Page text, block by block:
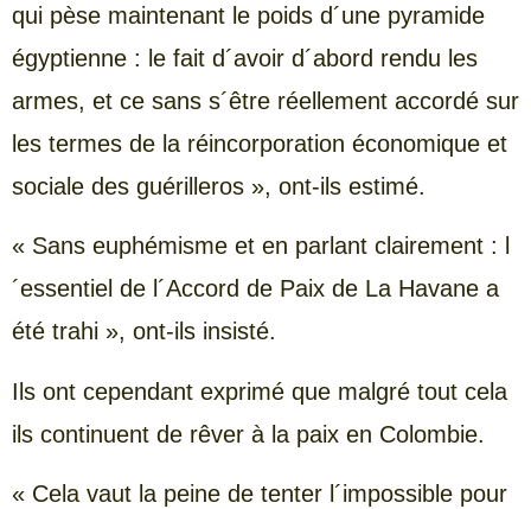
qui pèse maintenant le poids d´une pyramide
égyptienne : le fait d´avoir d´abord rendu les
armes, et ce sans s´être réellement accordé sur
les termes de la réincorporation économique et
sociale des guérilleros », ont-ils estimé.
« Sans euphémisme et en parlant clairement : l
´essentiel de l´Accord de Paix de La Havane a
été trahi », ont-ils insisté.
Ils ont cependant exprimé que malgré tout cela
ils continuent de rêver à la paix en Colombie.
« Cela vaut la peine de tenter l´impossible pour